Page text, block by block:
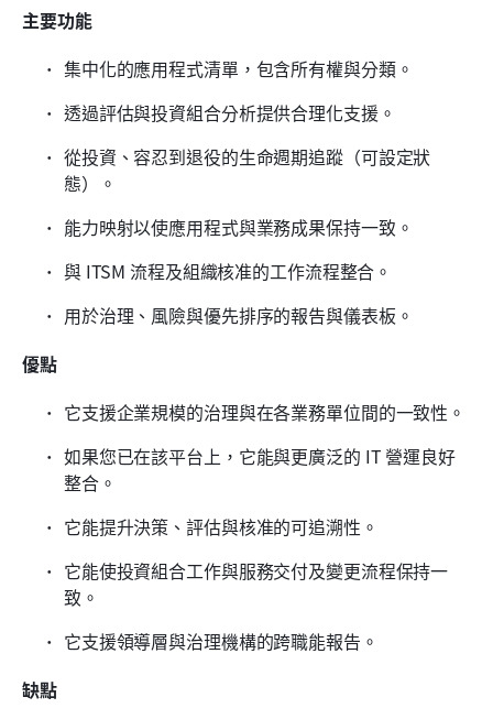
主要功能
集中化的應用程式清單，包含所有權與分類。
透過評估與投資組合分析提供合理化支援。
從投資、容忍到退役的生命週期追蹤（可設定狀
態）。
能力映射以使應用程式與業務成果保持一致。
與 ITSM 流程及組織核准的工作流程整合。
用於治理、風險與優先排序的報告與儀表板。
優點
它支援企業規模的治理與在各業務單位間的一致性。
如果您已在該平台上，它能與更廣泛的 IT 營運良好
整合。
它能提升決策、評估與核准的可追溯性。
它能使投資組合工作與服務交付及變更流程保持一
致。
它支援領導層與治理機構的跨職能報告。
缺點